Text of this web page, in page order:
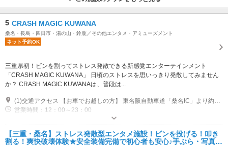
5 CRASH MAGIC KUWANA
桑名・長島・四日市・湯の山・鈴鹿／その他エンタメ・アミューズメント
ネット予約OK
三重県初！ビンを割ってストレス発散できる新感覚エンターテインメント
「CRASH MAGIC KUWANA」 日頃のストレスを思いっきり発散してみません
か？ CRASH MAGIC KUWANAは、普段は...
(1)交通アクセス 【お車でお越しの方】 東名阪自動車道「桑名IC」より約3分。 名古屋駅から車で約30分とアクセス良好です。 【駐車場】 無料駐車場200台完備。 お車で安心してお越しいただけます。 【住所】 〒511-0864 三重県桑名市西方小谷2411 スポーツマジック桑名内「CRASH MAGIC KUWANA」
営業時間：12：00～23：00
【三重・桑名】ストレス発散型エンタメ施設！ビンを投げる！叩き
割る！爽快破壊体験★安全装備完備で初心者も安心♪手ぶら・写真撮